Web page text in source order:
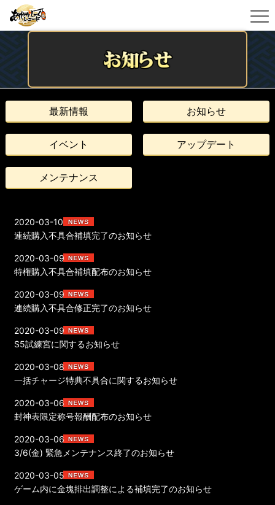
最新情報 お知らせ
イベント アップデート
メンテナンス
連続購入不具合補填完了のお知らせ
2020-03-10
特権購入不具合補填配布のお知らせ
2020-03-09
連続購入不具合修正完了のお知らせ
2020-03-09
S5試練宮に関するお知らせ
2020-03-09
一括チャージ特典不具合に関するお知らせ
2020-03-08
封神表限定称号報酬配布のお知らせ
2020-03-06
3/6(金) 緊急メンテナンス終了のお知らせ
2020-03-06
ゲーム内に金塊排出調整による補填完了のお知らせ
2020-03-05